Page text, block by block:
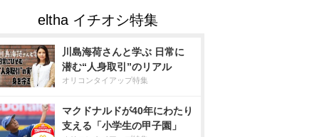
川島海荷さんと学ぶ 日常に
潜む“人身取引”のリアル
オリコンタイアップ特集
マクドナルドが40年にわたり
支える「小学生の甲子園」